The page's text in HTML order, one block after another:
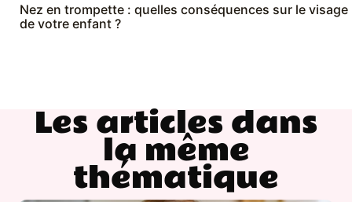
Nez en trompette : quelles conséquences sur le visage
de votre enfant ?
Les articles dans
la même
thématique